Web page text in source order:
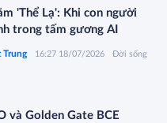
'Thể Lạ': Khi con người
trong tấm gương AI
Trung 16:27 18/07/2026 Đời sống
và Golden Gate BCE